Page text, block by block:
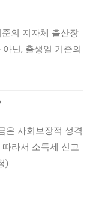
의 지자체 출산장
닌, 출생일 기준의
은 사회보장적 성격
라서 소득세 신고
)